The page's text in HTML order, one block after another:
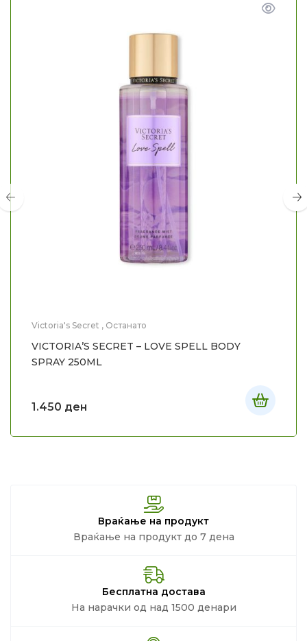
Victoria's Secret , Останато
VICTORIA’S SECRET – LOVE SPELL BODY
SPRAY 250ML
1.450 ден
Враќање на продукт
Враќање на продукт до 7 дена
Бесплатна достава
На нарачки од над 1500 денари